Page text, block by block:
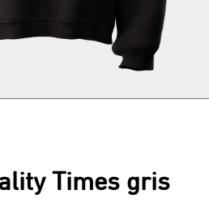
Times gris